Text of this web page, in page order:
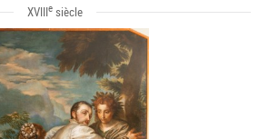
XVIIIe siècle